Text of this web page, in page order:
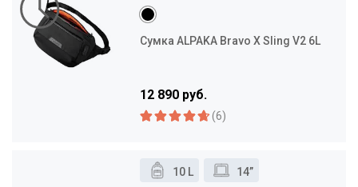
Сумка ALPAKA Bravo X Sling V2 6L
12 890 руб.
(6)
10 L 14”